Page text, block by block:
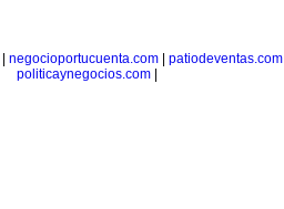
negocioportucuenta.com patiodeventas.com
politicaynegocios.com|